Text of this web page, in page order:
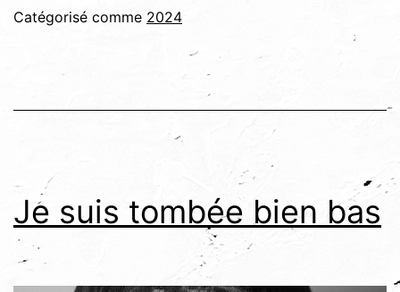
Catégorisé comme 2024
Je suis tombée bien bas